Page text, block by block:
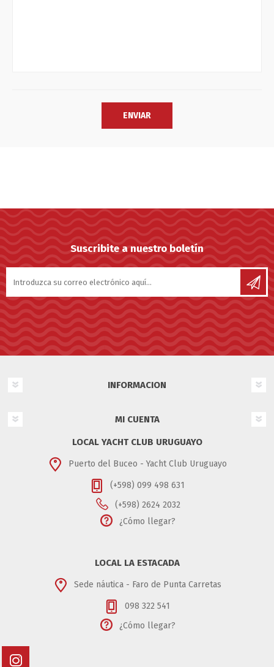
Suscribite a nuestro boletín
INFORMACION
MI CUENTA
LOCAL YACHT CLUB URUGUAYO
Puerto del Buceo - Yacht Club Uruguayo
(+598) 099 498 631
(+598) 2624 2032
¿Cómo llegar?
LOCAL LA ESTACADA
Sede náutica - Faro de Punta Carretas
098 322 541
¿Cómo llegar?